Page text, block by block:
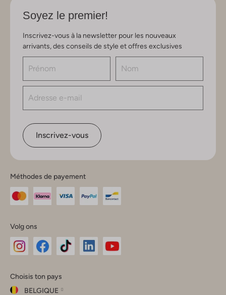
Soyez le premier!
Inscrivez-vous à la newsletter pour les nouveaux
arrivants, des conseils de style et offres exclusives
Inscrivez-vous
Méthodes de payement
Volg ons
Instagram
Facebook
TikTok
Choisis ton pays
BELGIQUE